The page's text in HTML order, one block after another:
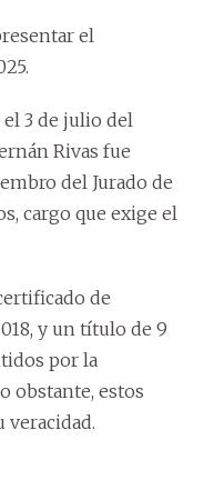
el
3 de julio del
Rivas fue
del Jurado de
cargo que exige el
de
y un título de 9
por la
obstante, estos